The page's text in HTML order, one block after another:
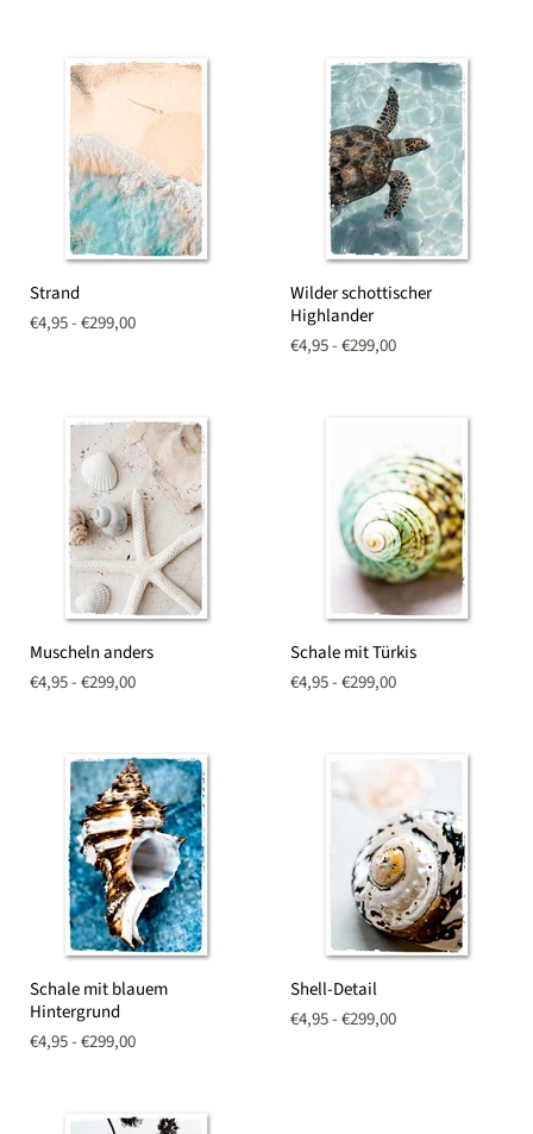
Strand
€4,95-€299,00
schottischer
Highlander
Wilder schottischer
Highlander
€4,95-€299,00
anders
Muscheln anders
€4,95-€299,00
mit
Türkis
Schale mit Türkis
€4,95-€299,00
mit
blauem
Hintergrund
Schale mit blauem
Hintergrund
€4,95-€299,00
Detail
Shell-Detail
€4,95-€299,00